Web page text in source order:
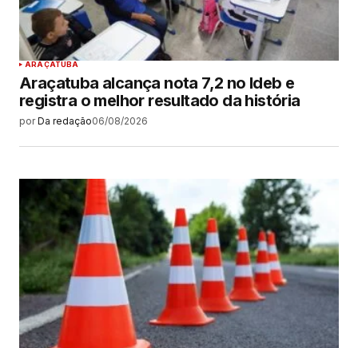
ARAÇATUBA
Araçatuba alcança nota 7,2 no Ideb e
registra o melhor resultado da história
por Da redação06/08/2026